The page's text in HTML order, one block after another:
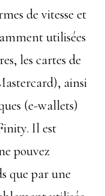
de vitesse et
utilisées
les cartes de
ainsi
(e-wallets)
Il est
pouvez
que par une